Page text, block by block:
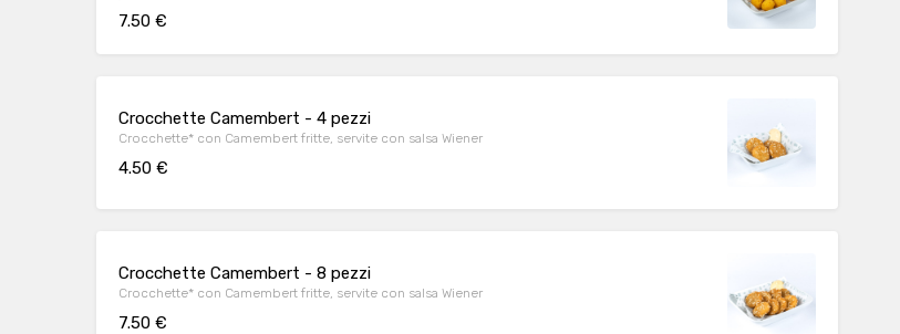
7.50 €
Crocchette Camembert - 4 pezzi
Crocchette* con Camembert fritte, servite con salsa Wiener
4.50 €
Crocchette Camembert - 8 pezzi
Crocchette* con Camembert fritte, servite con salsa Wiener
7.50 €